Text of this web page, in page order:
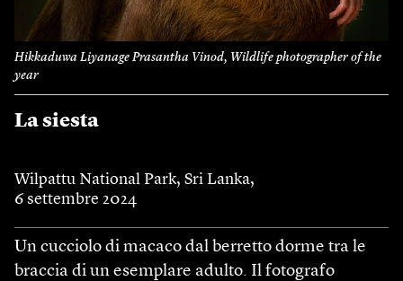
Hikkaduwa Liyanage Prasantha Vinod, Wildlife photographer of the
year
La siesta
Wilpattu National Park, Sri Lanka,
6 settembre 2024
Un cucciolo di macaco dal berretto dorme tra le
braccia di un esemplare adulto. Il fotografo